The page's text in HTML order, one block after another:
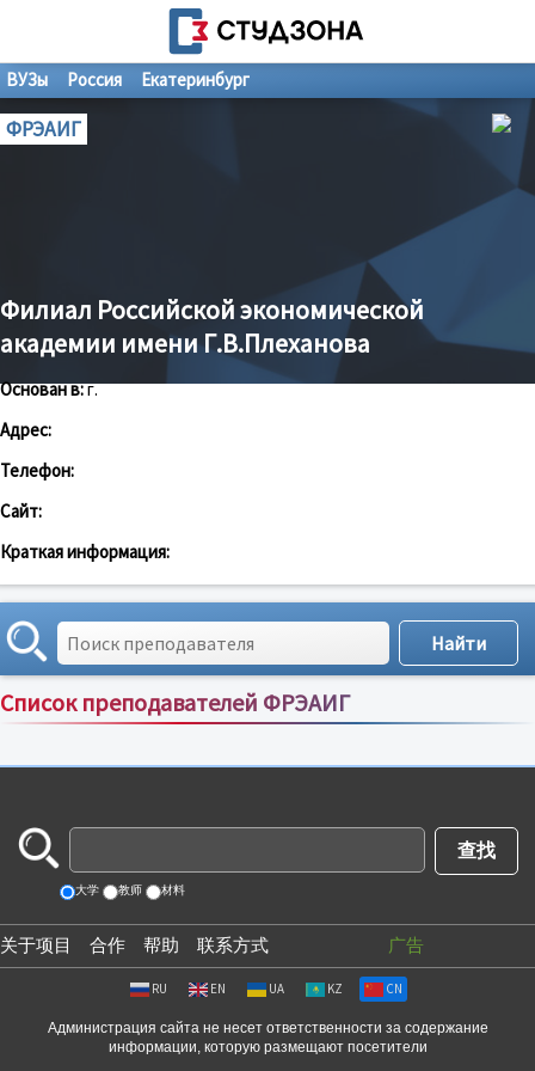
ВУЗы Россия Екатеринбург
ФРЭАИГ
Филиал Российской экономической
академии имени Г.В.Плеханова
Основан в:г.
Адрес:
Телефон:
Сайт:
Краткая информация:
Список преподавателей ФРЭАИГ
Сортировка по:имени;рейтингу;отзывам
大学 教师 材料
关于项目 合作 帮助 联系方式 广告
RU EN UA KZ CN
Администрация сайта не несет ответственности за содержание
информации, которую размещают посетители